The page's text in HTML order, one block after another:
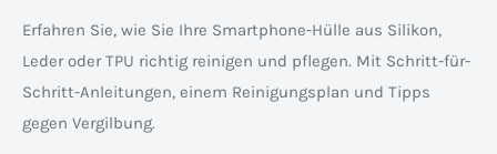
Erfahren Sie, wie Sie Ihre Smartphone-Hülle aus Silikon,
Leder oder TPU richtig reinigen und pflegen. Mit Schritt-für-
Schritt-Anleitungen, einem Reinigungsplan und Tipps
gegen Vergilbung.